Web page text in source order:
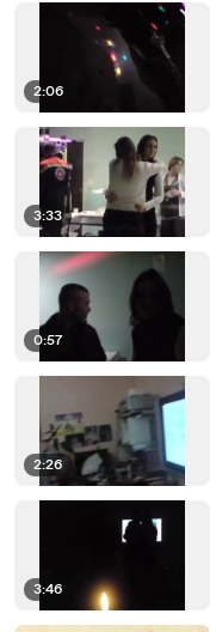
2:06
3:33
0:57
2:26
3:46